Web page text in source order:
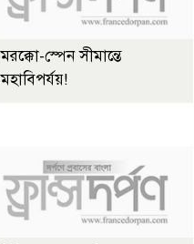
মরক্কো-স্পেন সীমান্তে
মহাবিপর্যয়!